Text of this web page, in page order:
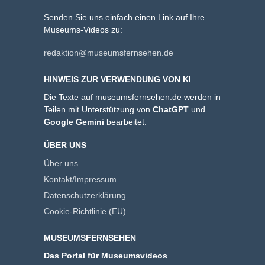
Senden Sie uns einfach einen Link auf Ihre
Museums-Videos zu:
redaktion@museumsfernsehen.de
HINWEIS ZUR VERWENDUNG VON KI
Die Texte auf museumsfernsehen.de werden in
Teilen mit Unterstützung von ChatGPT und
Google Gemini bearbeitet.
ÜBER UNS
Über uns
Kontakt/Impressum
Datenschutzerklärung
Cookie-Richtlinie (EU)
MUSEUMSFERNSEHEN
Das Portal für Museumsvideos